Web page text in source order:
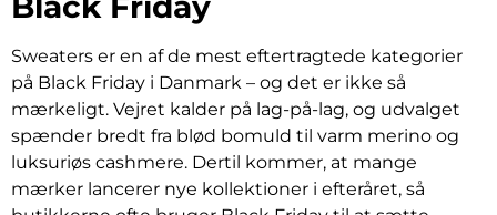
Sweaters er en af de mest eftertragtede kategorier
på Black Friday i Danmark – og det er ikke så
mærkeligt. Vejret kalder på lag-på-lag, og udvalget
spænder bredt fra blød bomuld til varm merino og
luksuriøs cashmere. Dertil kommer, at mange
mærker lancerer nye kollektioner i efteråret, så